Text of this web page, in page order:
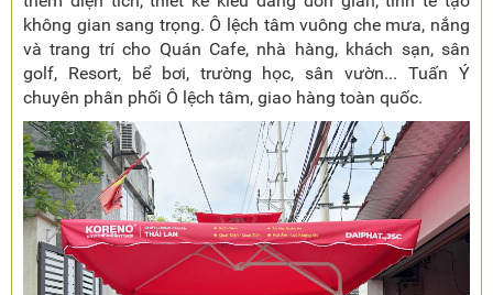
không gian sang trọng. Ô lệch tâm vuông che mưa, nắng
và trang trí cho Quán Cafe, nhà hàng, khách sạn, sân
golf, Resort, bể bơi, trường học, sân vườn... Tuấn Ý
chuyên phân phối Ô lệch tâm, giao hàng toàn quốc.